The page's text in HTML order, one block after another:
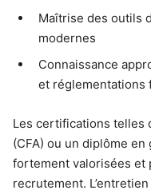
Maîtrise des outils
modernes
Connaissance
et réglementations
Les certifications telles
(CFA) ou un diplôme
fortement valorisées et
recrutement.